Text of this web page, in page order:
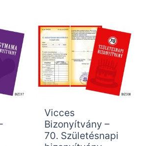
Vicces
Bizonyítvány –
70. Születésnapi